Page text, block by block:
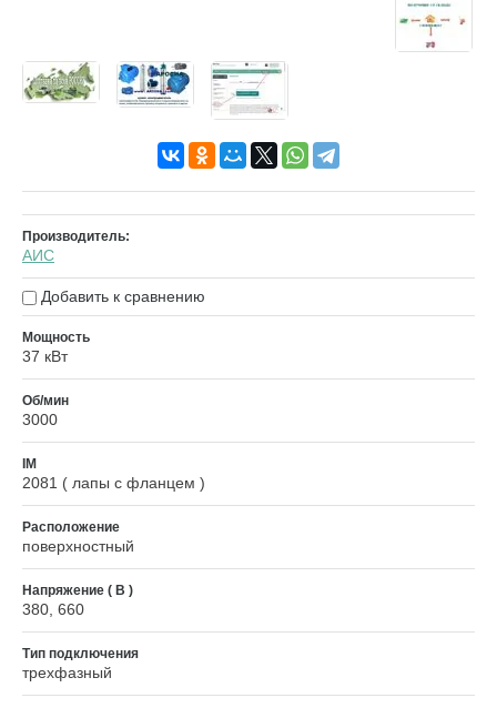
Производитель:
АИС
Добавить к сравнению
Мощность
37 кВт
Об/мин
3000
IM
2081 ( лапы с фланцем )
Расположение
поверхностный
Напряжение ( В )
380, 660
Тип подключения
трехфазный